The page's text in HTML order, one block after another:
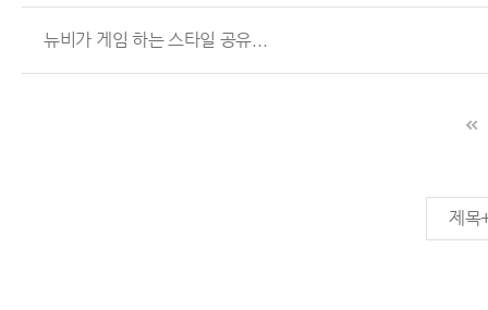
뉴비가 게임 하는 스타일 공유...
제목